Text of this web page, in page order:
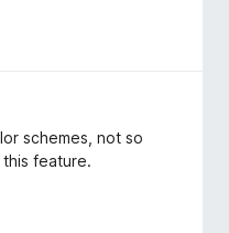
schemes, not so
feature.